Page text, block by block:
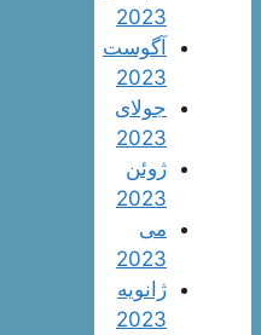
2023
آگوست
2023
جولای
2023
ژوئن
2023
می
2023
ژانویه
2023